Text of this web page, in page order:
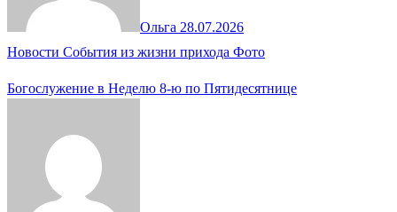
Ольга 28.07.2026
Новости События из жизни прихода Фото
Богослужение в Неделю 8-ю по Пятидесятнице